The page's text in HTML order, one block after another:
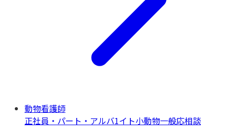
動物看護師
正社員・パート・アルバ1イト小動物一般応相談